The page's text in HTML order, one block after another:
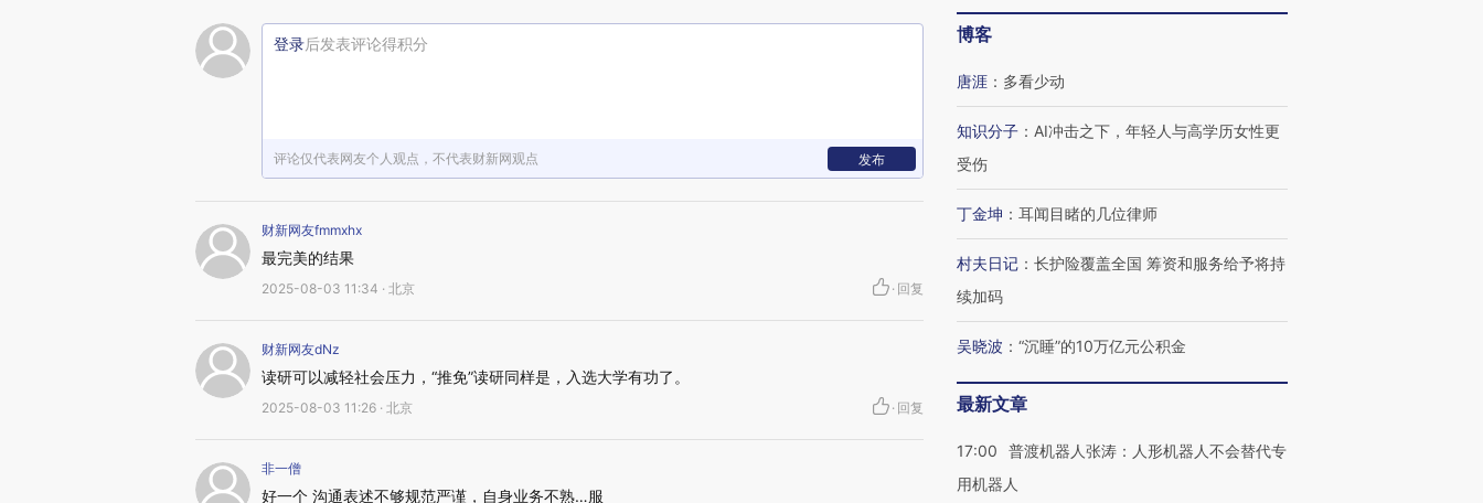
登录后发表评论得积分
评论仅代表网友个人观点，不代表财新网观点 发布
财新网友fmmxhx
最完美的结果
2025-08-03 11:34 · 北京 · 回复
财新网友dNz
读研可以减轻社会压力，“推免”读研同样是，入选大学有功了。
2025-08-03 11:26 · 北京 · 回复
非一僧
好一个 沟通表述不够规范严谨，自身业务不熟…服
博客
唐涯 ： 多看少动
知识分子 ： AI冲击之下，年轻人与高学历女性更
受伤
丁金坤 ： 耳闻目睹的几位律师
村夫日记 ： 长护险覆盖全国 筹资和服务给予将持
续加码
吴晓波 ： “沉睡”的10万亿元公积金
最新文章
17:00
普渡机器人张涛：人形机器人不会替代专
用机器人